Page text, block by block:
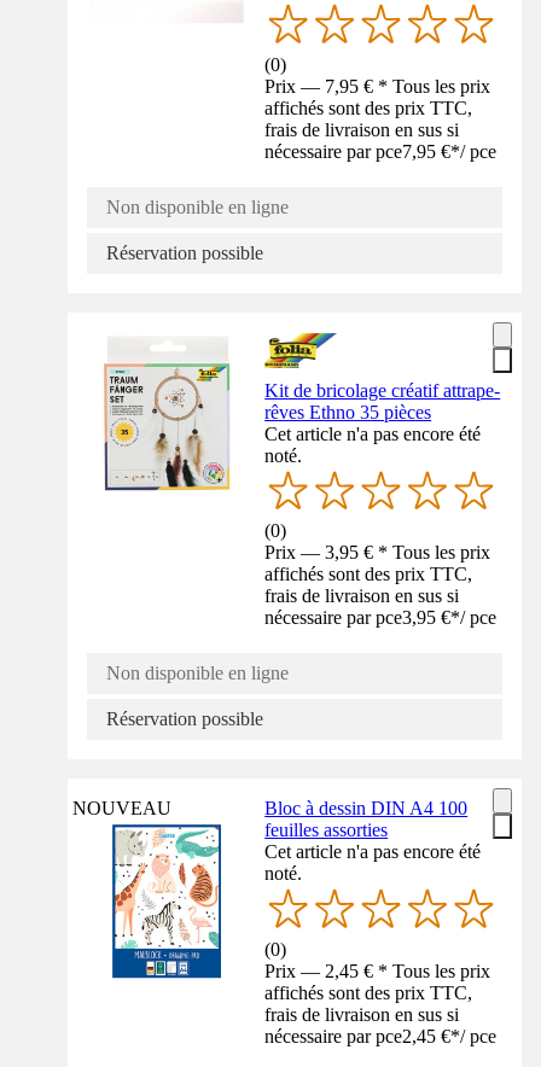
(0)
Prix — 7,95 € * Tous les prix
affichés sont des prix TTC,
frais de livraison en sus si
nécessaire par pce7,95 €*/ pce
Non disponible en ligne
Réservation possible
Kit de bricolage créatif attrape-
rêves Ethno 35 pièces
Cet article n'a pas encore été
noté.
(0)
Prix — 3,95 € * Tous les prix
affichés sont des prix TTC,
frais de livraison en sus si
nécessaire par pce3,95 €*/ pce
Non disponible en ligne
Réservation possible
NOUVEAU
Bloc à dessin DIN A4 100
feuilles assorties
Cet article n'a pas encore été
noté.
(0)
Prix — 2,45 € * Tous les prix
affichés sont des prix TTC,
frais de livraison en sus si
nécessaire par pce2,45 €*/ pce